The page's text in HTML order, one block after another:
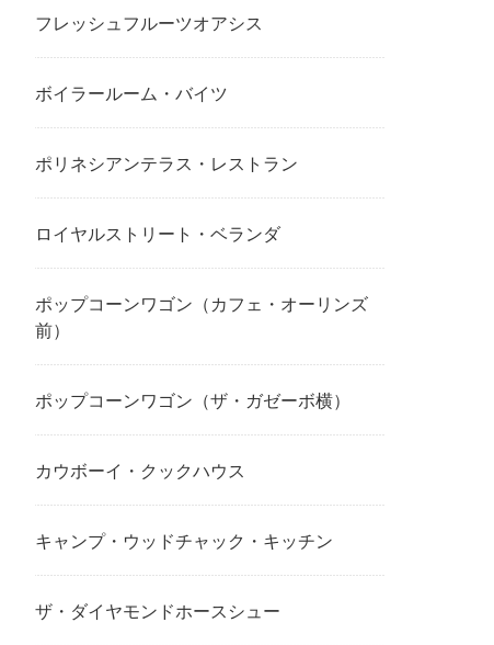
フレッシュフルーツオアシス
ボイラールーム・バイツ
ポリネシアンテラス・レストラン
ロイヤルストリート・ベランダ
ポップコーンワゴン（カフェ・オーリンズ
前）
ポップコーンワゴン（ザ・ガゼーボ横）
カウボーイ・クックハウス
キャンプ・ウッドチャック・キッチン
ザ・ダイヤモンドホースシュー